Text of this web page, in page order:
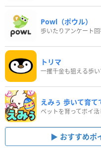
Powl（ポウル）
トリマ
一攫千金も狙える歩
えみぅ 歩いて育て
おすすめポ